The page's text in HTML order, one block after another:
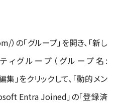
「グループ」を開き、「新し
ィグループ（グループ名:
」をクリックして、「動的メン
Entra Joined」の「登録済